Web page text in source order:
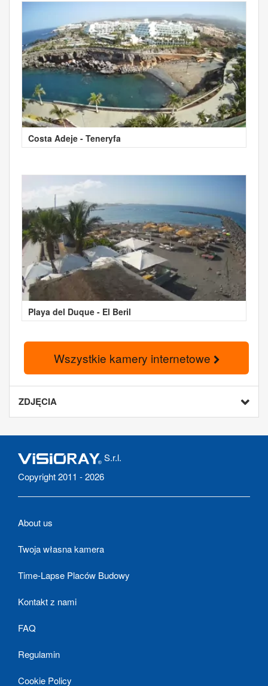
Costa Adeje - Teneryfa
Playa del Duque - El Beril
Wszystkie kamery internetowe
ZDJĘCIA
S.r.l.
Copyright 2011 - 2026
About us
Twoja własna kamera
Time-Lapse Placów Budowy
Kontakt z nami
FAQ
Regulamin
Cookie Policy